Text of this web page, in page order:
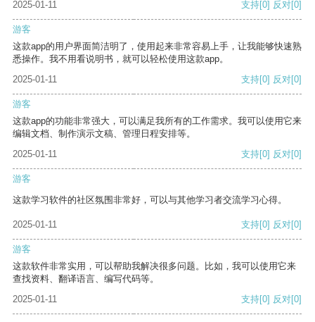
2025-01-11 支持[0] 反对[0]
游客
这款app的用户界面简洁明了，使用起来非常容易上手，让我能够快速熟
悉操作。我不用看说明书，就可以轻松使用这款app。
2025-01-11
支持[0] 反对[0]
游客
这款app的功能非常强大，可以满足我所有的工作需求。我可以使用它来
编辑文档、制作演示文稿、管理日程安排等。
2025-01-11
支持[0] 反对[0]
游客
这款学习软件的社区氛围非常好，可以与其他学习者交流学习心得。
2025-01-11 支持[0] 反对[0]
游客
这款软件非常实用，可以帮助我解决很多问题。比如，我可以使用它来
查找资料、翻译语言、编写代码等。
2025-01-11
支持[0] 反对[0]